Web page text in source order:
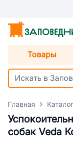
Товары
Главная Каталог
собак Veda